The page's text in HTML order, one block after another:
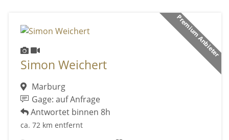
Premium Anbieter
Simon Weichert
Marburg
Gage: auf Anfrage
Antwortet binnen 8h
ca. 72 km entfernt